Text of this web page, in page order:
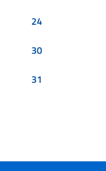
24
30
31